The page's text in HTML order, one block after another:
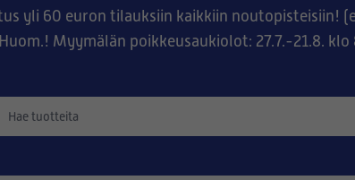
yli 60 euron tilauksiin kaikkiin noutopisteisiin!
Huom.! Myymälän poikkeusaukiolot: 27.7.-21.8. klo